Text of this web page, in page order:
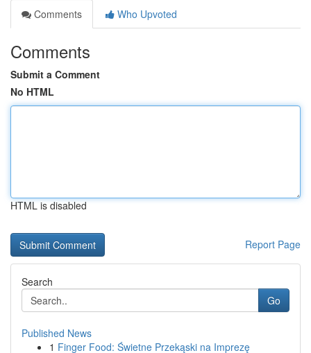
Comments
Who Upvoted
Comments
Submit a Comment
No HTML
HTML is disabled
Report Page
Search
Go
Published News
1 Finger Food: Świetne Przekąski na Imprezę